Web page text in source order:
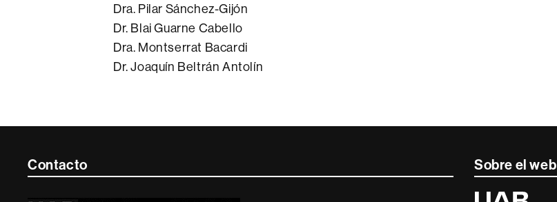
Dra. Pilar Sánchez-Gijón
Dr. Blai Guarne Cabello
Dra. Montserrat Bacardi
Dr. Joaquín Beltrán Antolín
Contacte
Contacto Sobre el web
Universitat